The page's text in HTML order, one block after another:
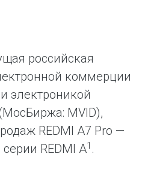
российская
коммерции
электроникой
MVID),
REDMI A7 Pro —
REDMI A1 .